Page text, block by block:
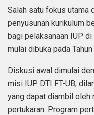
Salah satu fokus utama
penyusunan kurikulum
bagi pelaksanaan IUP di
mulai dibuka pada
Diskusi awal dimulai
misi IUP DTI FT-UB,
yang dapat diambil oleh
pertukaran. Program